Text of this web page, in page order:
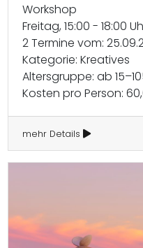
Workshop
Freitag, 15:00 - 18:00
2 Termine vom:
Kategorie: Kreatives
Altersgruppe: ab
Kosten pro Person:
mehr Details